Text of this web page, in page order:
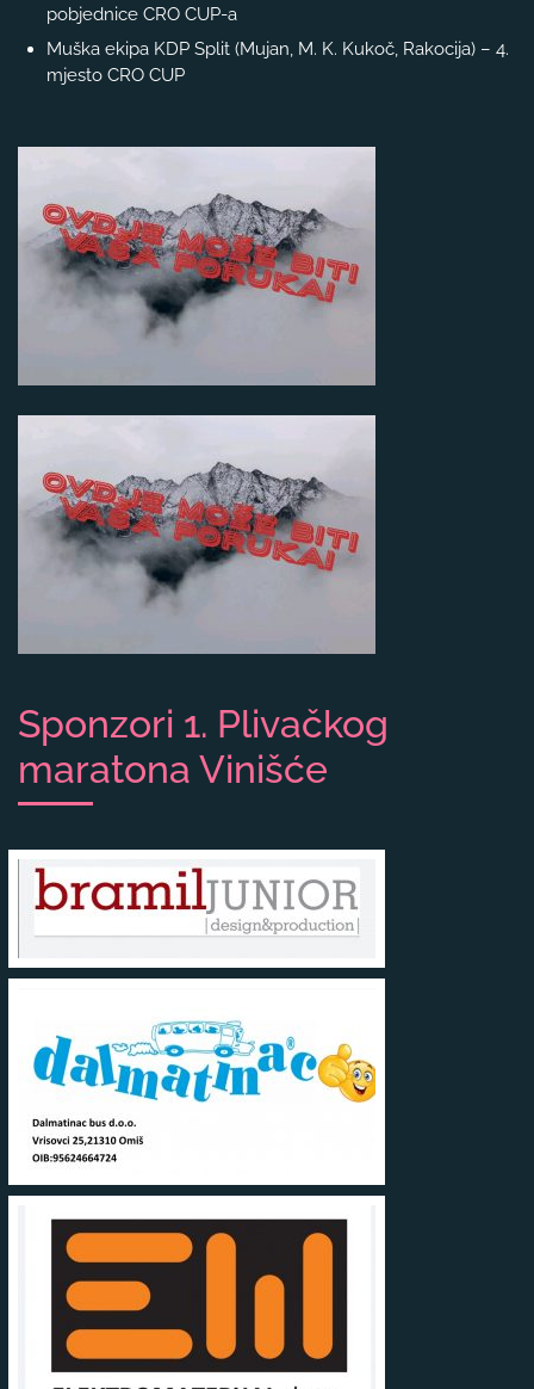
pobjednice CRO CUP-a
Muška ekipa KDP Split (Mujan, M. K. Kukoč, Rakocija) – 4.
mjesto CRO CUP
Sponzori 1. Plivačkog
maratona Vinišće